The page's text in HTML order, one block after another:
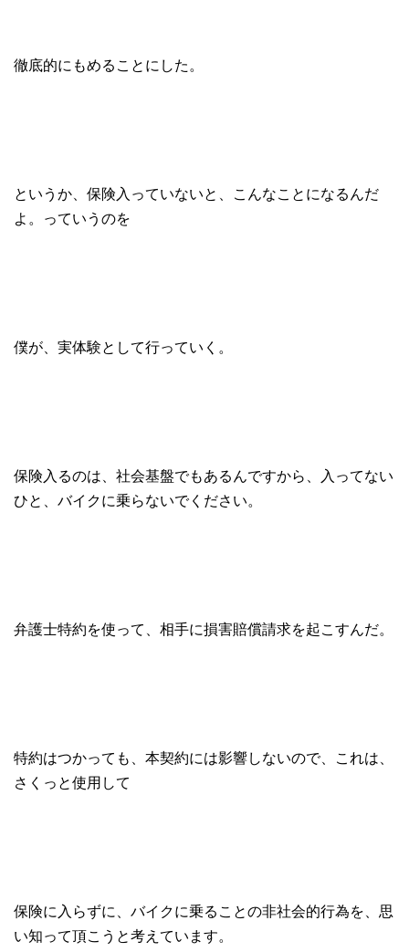
徹底的にもめることにした。
というか、保険入っていないと、こんなことになるんだ
よ。っていうのを
僕が、実体験として行っていく。
保険入るのは、社会基盤でもあるんですから、入ってない
ひと、バイクに乗らないでください。
弁護士特約を使って、相手に損害賠償請求を起こすんだ。
特約はつかっても、本契約には影響しないので、これは、
さくっと使用して
保険に入らずに、バイクに乗ることの非社会的行為を、思
い知って頂こうと考えています。